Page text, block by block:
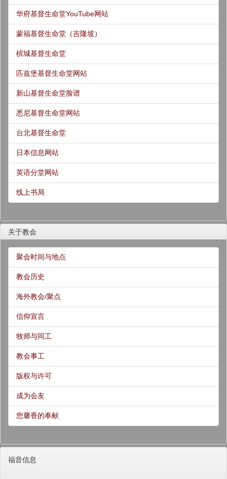
华府基督生命堂YouTube网站
蒙福基督生命堂（吉隆坡）
槟城基督生命堂
匹兹堡基督生命堂网站
新山基督生命堂脸谱
悉尼基督生命堂网站
台北基督生命堂
日本信息网站
英语分堂网站
线上书局
关于教会
聚会时间与地点
教会历史
海外教会/聚点
信仰宣言
牧师与同工
教会事工
版权与许可
成为会友
您馨香的奉献
福音信息